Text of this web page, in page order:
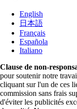
English
日本語
Français
Española
Italiano
Clause de non-
pour soutenir notre
cliquant sur l'un de ces
commission sans frais
d'éviter les publicités